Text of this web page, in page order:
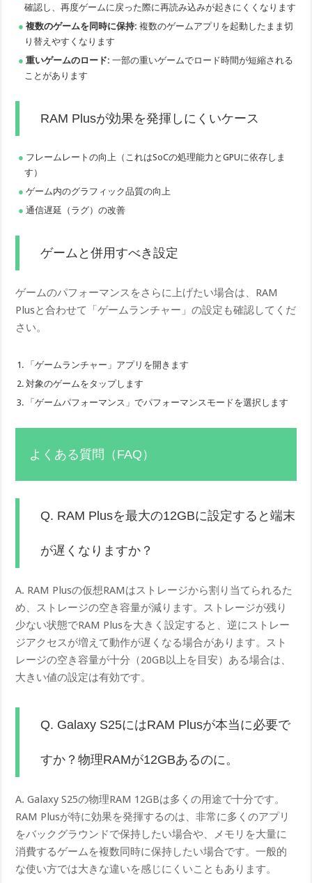
確認し、再度ゲームに戻った際に再読み込みが起きにくくなります
複数のゲームを同時に保持: 複数のゲームアプリを起動したまま切
り替えやすくなります
重いゲームのロード: 一部の重いゲームでロード時間が短縮される
ことがあります
RAM Plusが効果を発揮しにくいケース
フレームレートの向上（これはSoCの処理能力とGPUに依存しま
す）
ゲーム内のグラフィック品質の向上
通信遅延（ラグ）の改善
ゲームと併用すべき設定
ゲームのパフォーマンスをさらに上げたい場合は、RAM
Plusと合わせて「ゲームランチャー」の設定も確認してくだ
さい。
「ゲームランチャー」アプリを開きます
対象のゲームをタップします
「ゲームパフォーマンス」でパフォーマンスモードを選択します
よくある質問（FAQ）
Q. RAM Plusを最大の12GBに設定すると端末
が遅くなりますか？
A. RAM Plusの仮想RAMはストレージから割り当てられるた
め、ストレージの空き容量が減ります。ストレージが残り
少ない状態でRAM Plusを大きく設定すると、逆にストレー
ジアクセスが増えて動作が遅くなる場合があります。スト
レージの空き容量が十分（20GB以上を目安）ある場合は、
大きい値の設定は有効です。
Q. Galaxy S25にはRAM Plusが本当に必要で
すか？物理RAMが12GBあるのに。
A. Galaxy S25の物理RAM 12GBは多くの用途で十分です。
RAM Plusが特に効果を発揮するのは、非常に多くのアプリ
をバックグラウンドで保持したい場合や、メモリを大量に
消費するゲームを複数同時に保持したい場合です。一般的
な使い方では大きな違いを感じにくいこともあります。